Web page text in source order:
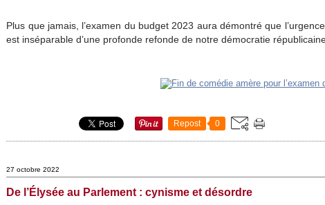
Plus que jamais, l’examen du budget 2023 aura démontré que
est inséparable d’une profonde refonde de notre démocratie
Repost 0
27 octobre 2022
De l’Élysée au Parlement : cynisme et désordre